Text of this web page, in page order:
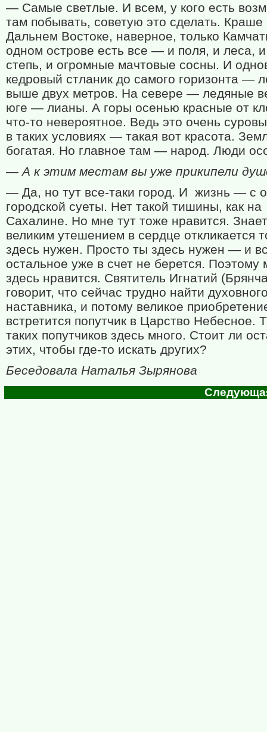
— Самые светлые. И всем, у кого есть
там побывать, советую это сделать. Краше
Дальнем Востоке, наверное, только
одном острове есть все — и поля, и леса,
степь, и огромные мачтовые сосны. И
кедровый стланик до самого горизонта —
выше двух метров. На севере — ледяные
юге — лианы. А горы осенью красные от
что-то невероятное. Ведь это очень
в таких условиях — такая вот красота.
богатая. Но главное там — народ. Люди
— А к этим местам вы уже прикипели
— Да, но тут все-таки город. И жизнь — с
городской суеты. Нет такой тишины, как на
Сахалине. Но мне тут тоже нравится.
великим утешением в сердце откликается
здесь нужен. Просто ты здесь нужен — и
остальное уже в счет не берется. Поэтому
здесь нравится. Святитель Игнатий
говорит, что сейчас трудно найти
наставника, и потому великое
встретится попутчик в Царство Небесное.
таких попутчиков здесь много. Стоит ли
этих, чтобы где-то искать других?
Беседовала Наталья Зырянова